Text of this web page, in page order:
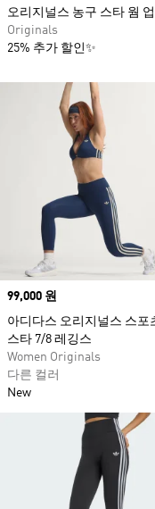
Price
99,000 원
아디다스 오리지널스 스포
스타 7/8 레깅스
Women Originals
다른 컬러
New
오리지널스 농구 스타 웜 업
Originals
25% 추가 할인✨